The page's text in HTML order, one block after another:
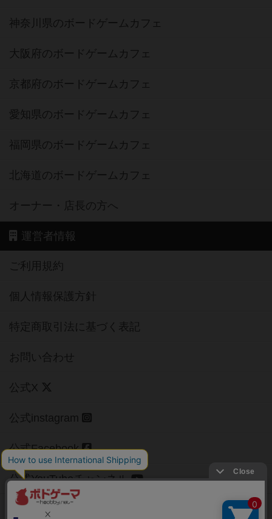
神奈川県のボードゲームカフェ
大阪府のボードゲームカフェ
京都府のボードゲームカフェ
愛知県のボードゲームカフェ
福岡県のボードゲームカフェ
北海道のボードゲームカフェ
オーナー・店長の方へ
運営者情報
ご利用規約
個人情報保護方針
特定商取引法に基づく表記
お問い合わせ
公式X
公式instagram
公式Facebook
公式YouTubeチャンネル